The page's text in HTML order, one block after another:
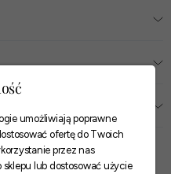
umożliwiają poprawne
ofertę do Twoich
przez nas
lub dostosować użycie